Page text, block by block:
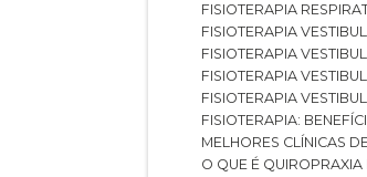
FISIOTERAPIA
FISIOTERAPIA
FISIOTERAPIA
FISIOTERAPIA
FISIOTERAPIA
FISIOTERAPIA:
MELHORES CLÍNICAS
O QUE É